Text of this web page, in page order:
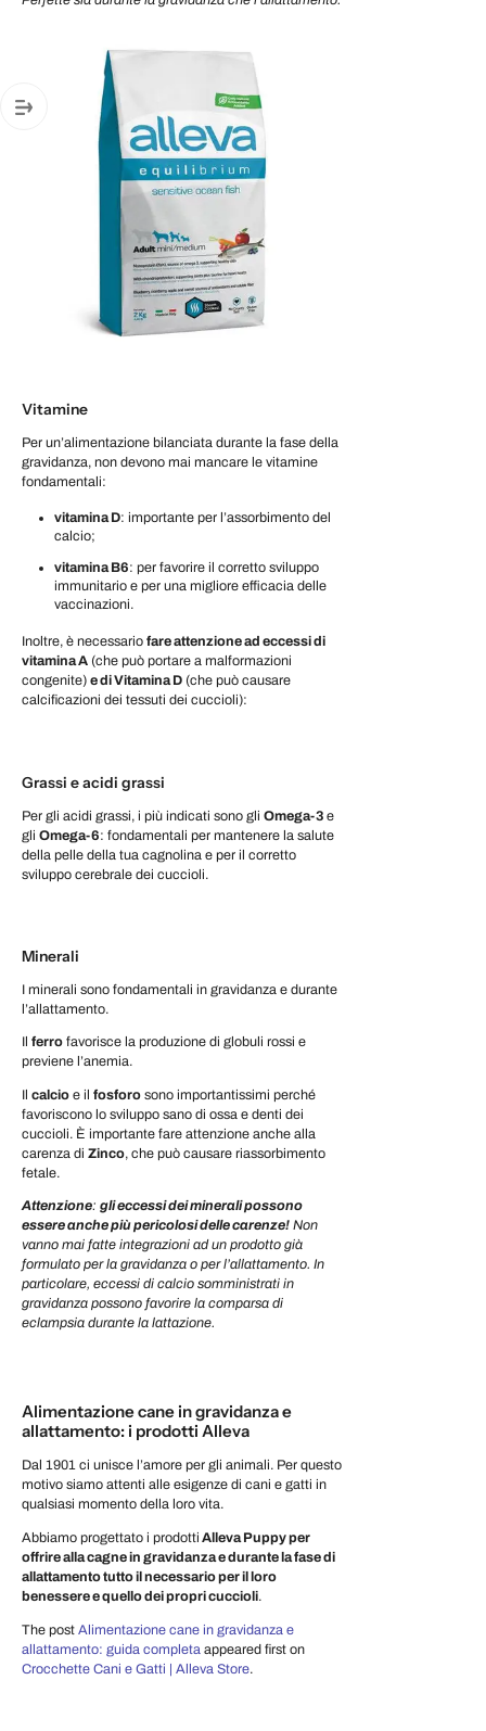
Vitamine
Per un’alimentazione bilanciata durante la fase della
gravidanza, non devono mai mancare le vitamine
fondamentali:
vitamina D: importante per l’assorbimento del
calcio;
vitamina B6: per favorire il corretto sviluppo
immunitario e per una migliore efficacia delle
vaccinazioni.
Inoltre, è necessario fare attenzione ad eccessi di
vitamina A (che può portare a malformazioni
congenite) e di Vitamina D (che può causare
calcificazioni dei tessuti dei cuccioli):
Grassi e acidi grassi
Per gli acidi grassi, i più indicati sono gli Omega-3 e
gli Omega-6: fondamentali per mantenere la salute
della pelle della tua cagnolina e per il corretto
sviluppo cerebrale dei cuccioli.
Minerali
I minerali sono fondamentali in gravidanza e durante
l’allattamento.
Il ferro favorisce la produzione di globuli rossi e
previene l’anemia.
Il calcio e il fosforo sono importantissimi perché
favoriscono lo sviluppo sano di ossa e denti dei
cuccioli. È importante fare attenzione anche alla
carenza di Zinco, che può causare riassorbimento
fetale.
Attenzione: gli eccessi dei minerali possono
essere anche più pericolosi delle carenze! Non
vanno mai fatte integrazioni ad un prodotto già
formulato per la gravidanza o per l’allattamento. In
particolare, eccessi di calcio somministrati in
gravidanza possono favorire la comparsa di
eclampsia durante la lattazione.
Alimentazione cane in gravidanza e
allattamento: i prodotti Alleva
Dal 1901 ci unisce l’amore per gli animali. Per questo
motivo siamo attenti alle esigenze di cani e gatti in
qualsiasi momento della loro vita.
Abbiamo progettato i prodotti Alleva Puppy per
offrire alla cagne in gravidanza e durante la fase di
allattamento tutto il necessario per il loro
benessere e quello dei propri cuccioli.
The post Alimentazione cane in gravidanza e
allattamento: guida completa appeared first on
Crocchette Cani e Gatti | Alleva Store.